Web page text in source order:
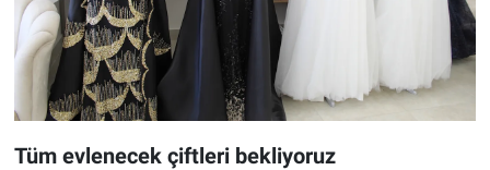
Tüm evlenecek çiftleri bekliyoruz